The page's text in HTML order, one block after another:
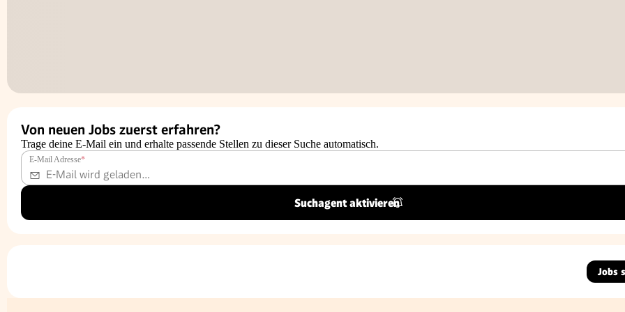
Von neuen Jobs zuerst erfahren?
Trage deine E-Mail ein und erhalte passende Stellen zu dieser Suche automatisch.
E-Mail Adresse*
Suchagent aktivieren
Jobs